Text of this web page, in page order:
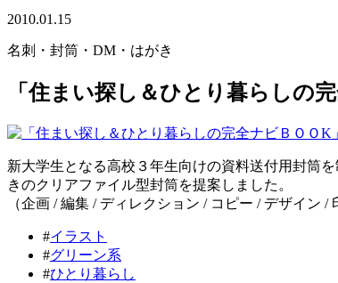
2010.01.15
名刺・封筒・DM・はがき
「住まい探し＆ひとり暮らしの
新大学生となる高校３年生向けの資料送付用封筒
きのクリアファイル型封筒を提案しました。
（企画 / 編集 / ディレクション / コピー / デザイン /
#イラスト
#グリーン系
#ひとり暮らし